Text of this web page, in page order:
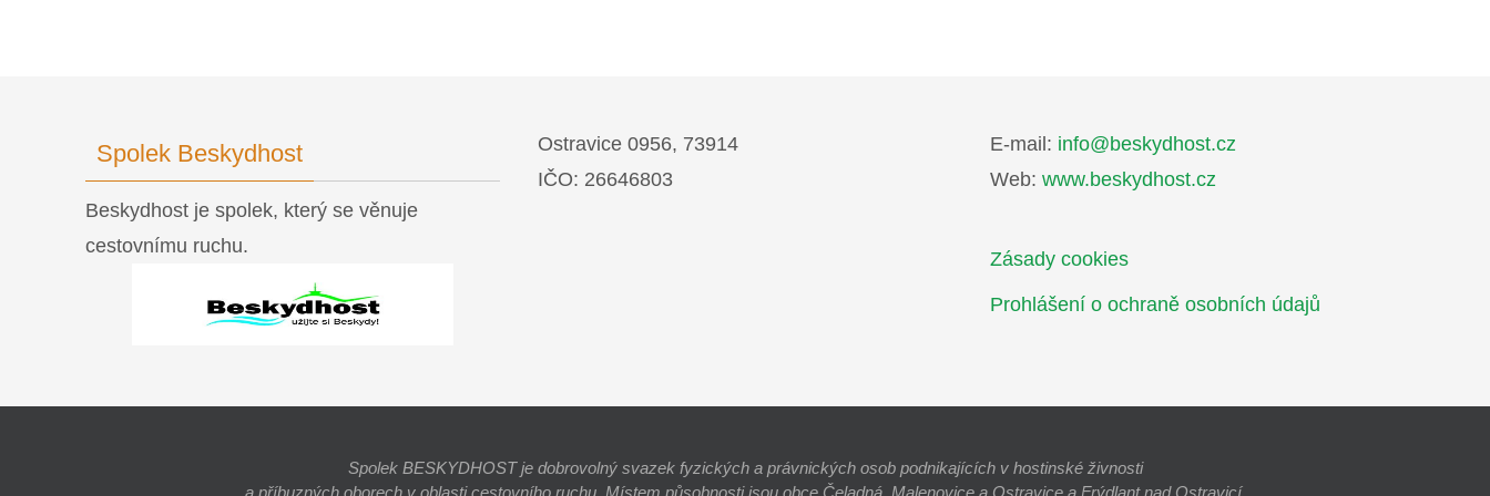
Spolek Beskydhost
Beskydhost je spolek, který se věnuje
cestovnímu ruchu.
Ostravice 0956, 73914
IČO: 26646803
E-mail: info@beskydhost.cz
Web: www.beskydhost.cz
Zásady cookies
Prohlášení o ochraně osobních údajů
Spolek BESKYDHOST je dobrovolný svazek fyzických a právnických osob podnikajících v hostinské živnosti
a příbuzných oborech v oblasti cestovního ruchu. Místem působnosti jsou obce Čeladná, Malenovice a Ostravice a Frýdlant nad Ostravicí.